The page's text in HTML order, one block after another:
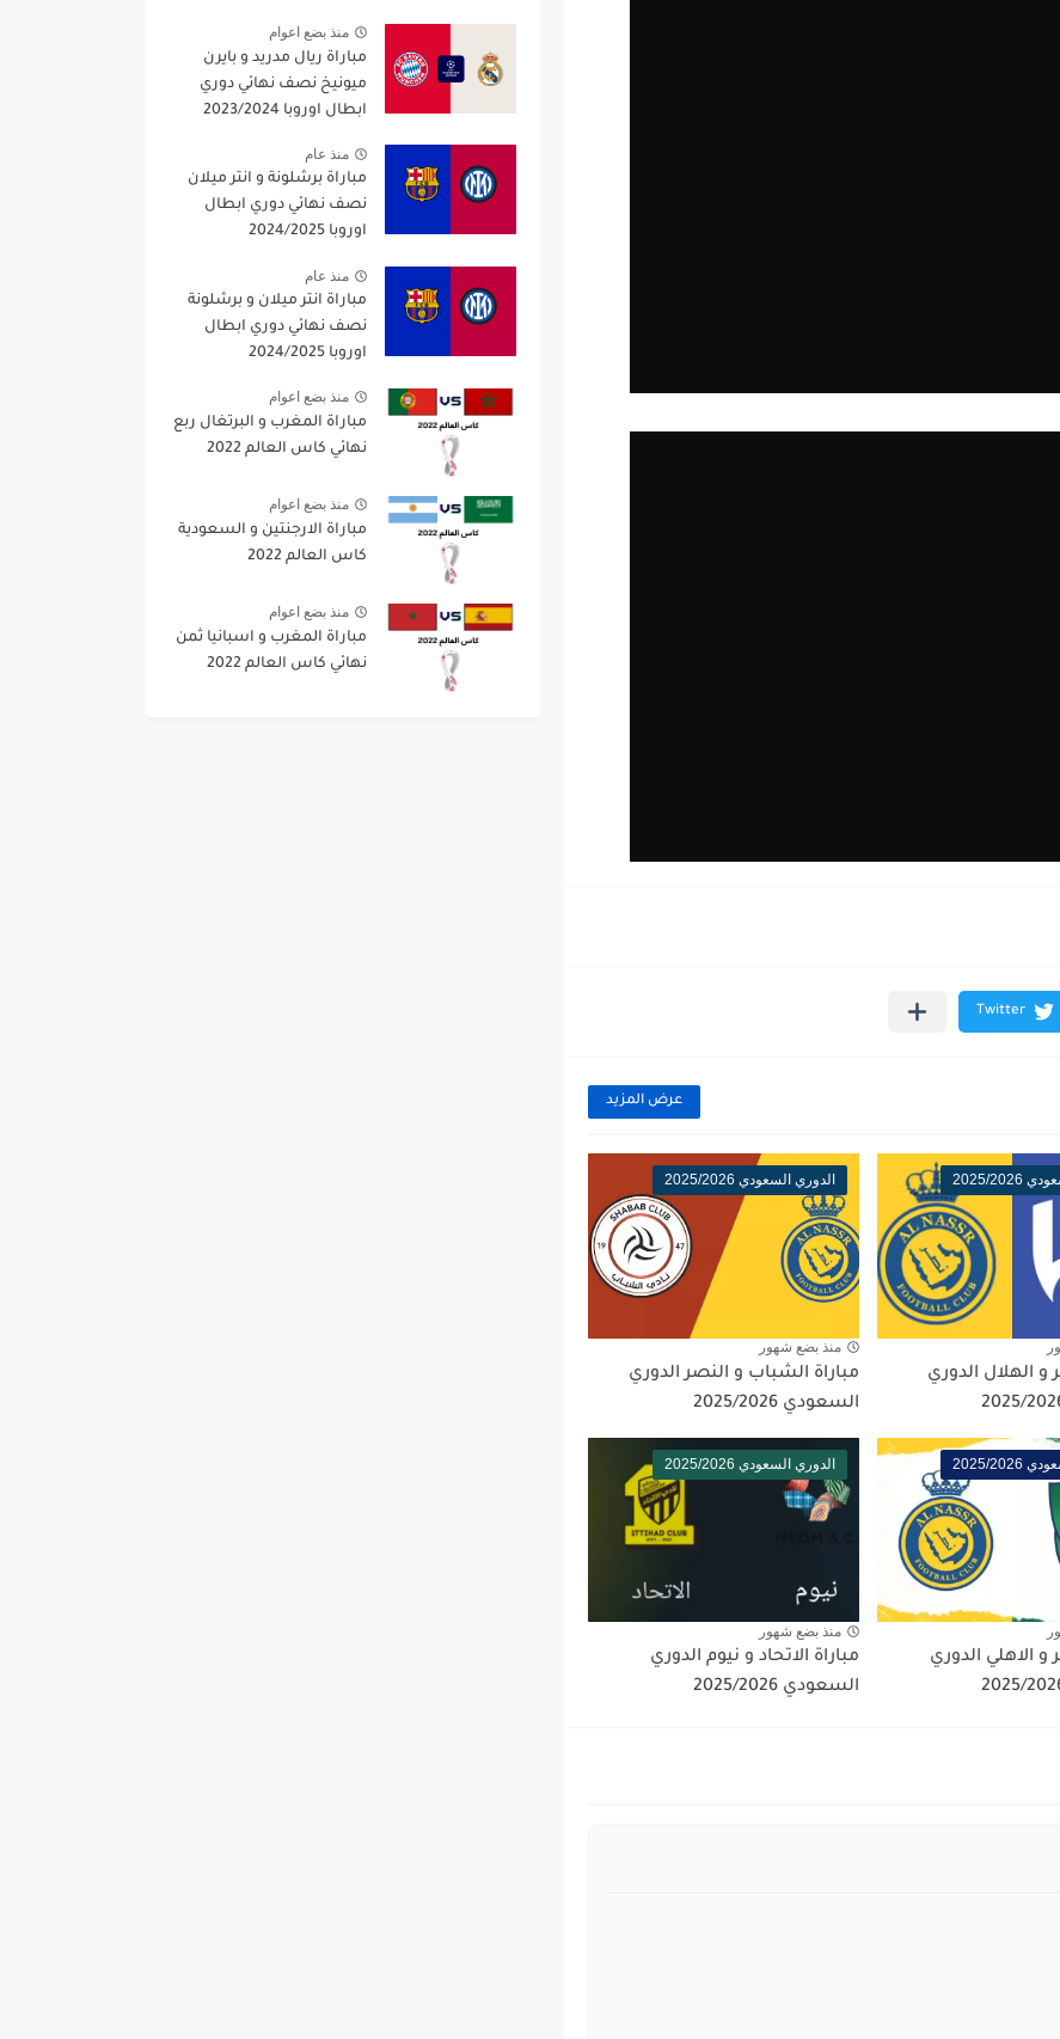
عرض المزيد
2026
و الهلال الدوري
الدوري السعودي 2025/2026
منذ بضع شهور
مباراة الشباب و النصر الدوري
السعودي 2025/2026
2026
و الاهلي الدوري
الدوري السعودي 2025/2026
منذ بضع شهور
مباراة الاتحاد و نيوم الدوري
السعودي 2025/2026
منذ بضع اعوام
مباراة ريال مدريد و بايرن
ميونيخ نصف نهائي دوري
ابطال اوروبا 2023/2024
منذ عام
مباراة برشلونة و انتر ميلان
نصف نهائي دوري ابطال
اوروبا 2024/2025
منذ عام
مباراة انتر ميلان و برشلونة
نصف نهائي دوري ابطال
اوروبا 2024/2025
منذ بضع اعوام
مباراة المغرب و البرتغال ربع
نهائي كاس العالم 2022
منذ بضع اعوام
مباراة الارجنتين و السعودية
كاس العالم 2022
منذ بضع اعوام
مباراة المغرب و اسبانيا ثمن
نهائي كاس العالم 2022